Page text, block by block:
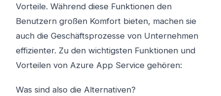
Vorteile. Während diese Funktionen den
Benutzern großen Komfort bieten, machen sie
auch die Geschäftsprozesse von Unternehmen
effizienter. Zu den wichtigsten Funktionen und
Vorteilen von Azure App Service gehören:
Was sind also die Alternativen?